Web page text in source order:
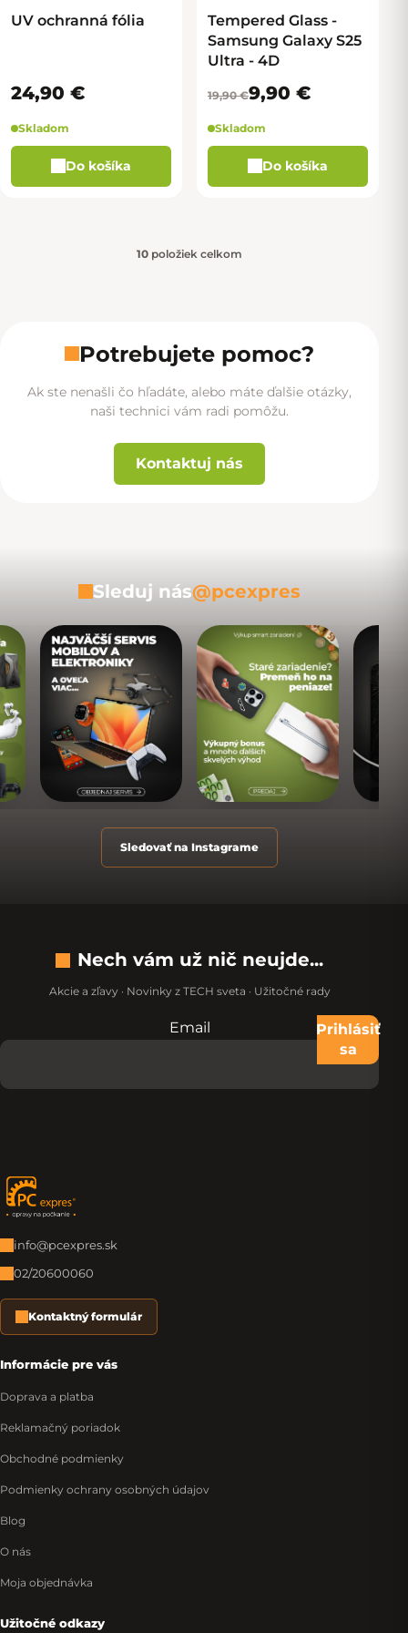
UV ochranná fólia
24,90 €
Skladom
Do košíka
Tempered Glass -
Samsung Galaxy S25
Ultra - 4D
19,90 €9,90 €
Skladom
Do košíka
10 položiek celkom
Potrebujete pomoc?
Ak ste nenašli čo hľadáte, alebo máte ďalšie otázky,
naši technici vám radi pomôžu.
Kontaktuj nás
Sleduj nás@pcexpres
Sledovať na Instagrame
Nech vám už nič neujde...
Akcie a zľavy · Novinky z TECH sveta · Užitočné rady
Nevypĺňajte toto pole:
Email
Prihlásiť
sa
Zápätie
info@pcexpres.sk
02/20600060
Kontaktný formulár
Informácie pre vás
Doprava a platba
Reklamačný poriadok
Obchodné podmienky
Podmienky ochrany osobných údajov
Blog
O nás
Moja objednávka
Užitočné odkazy